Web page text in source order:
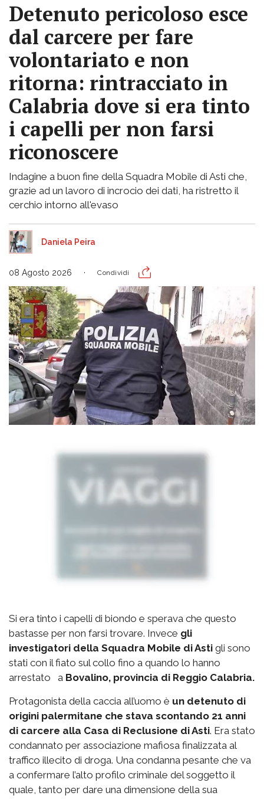
Detenuto pericoloso esce
dal carcere per fare
volontariato e non
ritorna: rintracciato in
Calabria dove si era tinto
i capelli per non farsi
riconoscere
Indagine a buon fine della Squadra Mobile di Asti che,
grazie ad un lavoro di incrocio dei dati, ha ristretto il
cerchio intorno all'evaso
Daniela Peira
08 Agosto 2026 Condividi
Si era tinto i capelli di biondo e sperava che questo
bastasse per non farsi trovare. Invece gli
investigatori della Squadra Mobile di Asti gli sono
stati con il fiato sul collo fino a quando lo hanno
arrestato a Bovalino, provincia di Reggio Calabria.
Protagonista della caccia all’uomo è un detenuto di
origini palermitane che stava scontando 21 anni
di carcere alla Casa di Reclusione di Asti. Era stato
condannato per associazione mafiosa finalizzata al
traffico illecito di droga. Una condanna pesante che va
a confermare l’alto profilo criminale del soggetto il
quale, tanto per dare una dimensione della sua